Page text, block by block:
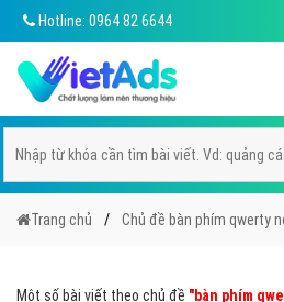
Hotline: 0964 82 6644
Trang chủ Chủ đề bàn phím qwerty
Một số bài viết theo chủ đề "bàn phím